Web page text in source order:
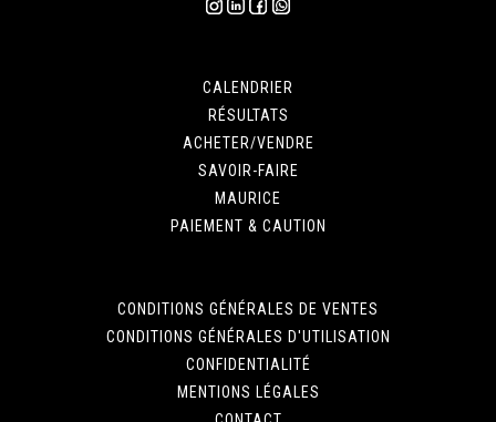
CALENDRIER
RÉSULTATS
ACHETER/VENDRE
SAVOIR-FAIRE
MAURICE
PAIEMENT & CAUTION
CONDITIONS GÉNÉRALES DE VENTES
CONDITIONS GÉNÉRALES D'UTILISATION
CONFIDENTIALITÉ
MENTIONS LÉGALES